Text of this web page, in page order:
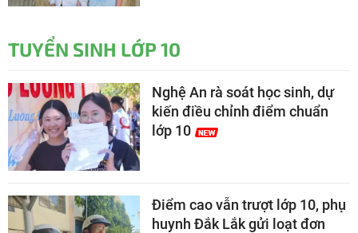
TUYỂN SINH LỚP 10
Nghệ An rà soát học sinh, dự
kiến điều chỉnh điểm chuẩn
lớp 10
Điểm cao vẫn trượt lớp 10, phụ
huynh Đắk Lắk gửi loạt đơn